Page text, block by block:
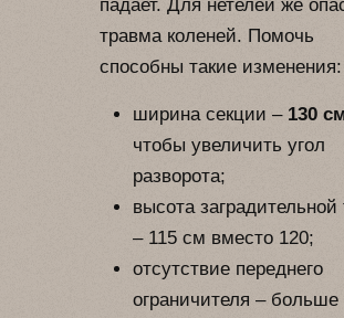
падает. Для нетелей же
травма коленей. Помочь
способны такие изменения:
ширина секции – 130
чтобы увеличить угол
разворота;
высота
– 115 см вместо 120;
отсутствие переднего
ограничителя – больше